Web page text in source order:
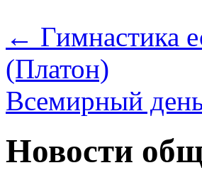
← Гимнастика
(Платон)
Всемирный
Новости